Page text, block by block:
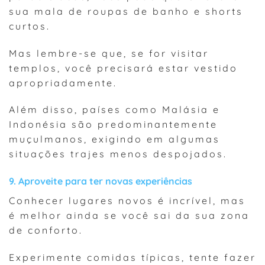
sua mala de roupas de banho e shorts
curtos.
Mas lembre-se que, se for visitar
templos, você precisará estar vestido
apropriadamente.
Além disso, países como Malásia e
Indonésia são predominantemente
muçulmanos, exigindo em algumas
situações trajes menos despojados.
9. Aproveite para ter novas experiências
Conhecer lugares novos é incrível, mas
é melhor ainda se você sai da sua zona
de conforto.
Experimente comidas típicas, tente fazer